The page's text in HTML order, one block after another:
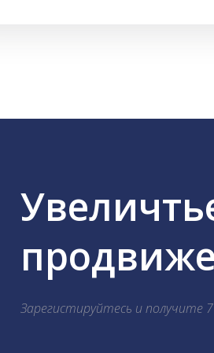
Зарегистируйтесь и получите